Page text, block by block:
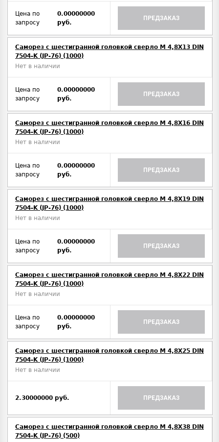
Цена по
запросу
0.00000000
руб.
ПРЕДЗАКАЗ
Саморез с шестигранной головкой сверло М 4,8Х13 DIN
7504-K (JP-76) (1000)
Нет в наличии
Цена по
запросу
0.00000000
руб.
ПРЕДЗАКАЗ
Саморез с шестигранной головкой сверло М 4,8Х16 DIN
7504-K (JP-76) (1000)
Нет в наличии
Цена по
запросу
0.00000000
руб.
ПРЕДЗАКАЗ
Саморез с шестигранной головкой сверло М 4,8Х19 DIN
7504-K (JP-76) (1000)
Нет в наличии
Цена по
запросу
0.00000000
руб.
ПРЕДЗАКАЗ
Саморез с шестигранной головкой сверло М 4,8Х22 DIN
7504-K (JP-76) (1000)
Нет в наличии
Цена по
запросу
0.00000000
руб.
ПРЕДЗАКАЗ
Саморез с шестигранной головкой сверло М 4,8Х25 DIN
7504-K (JP-76) (1000)
Нет в наличии
2.30000000 руб. ПРЕДЗАКАЗ
Саморез с шестигранной головкой сверло М 4,8Х38 DIN
7504-K (JP-76) (500)